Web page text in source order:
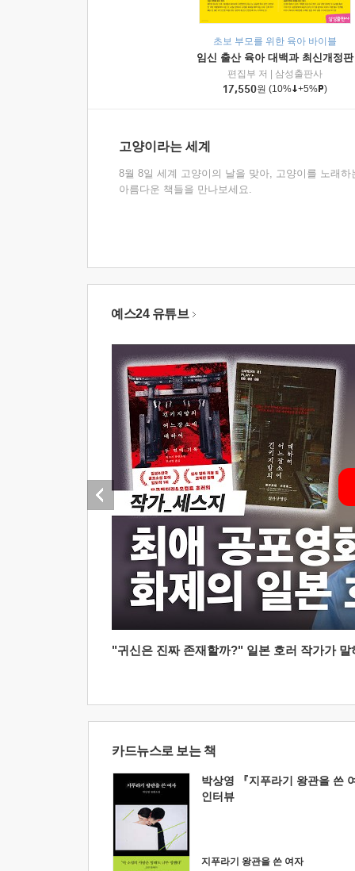
초보 부모를 위한 육아 바이블
임신 출산 육아 대백과 최신개정판
편집부 저
삼성출판사
17,550원 (10% +5% )
고양이라는 세계
8월 8일 세계 고양이의 날을 맞아, 고양이를 노래하
아름다운 책들을 만나보세요.
예스24 유튜브
"귀신은 진짜 존재할까?" 일본 호러 작가가
카드뉴스로 보는 책
박상영 『지푸라기 왕관을 쓴
인터뷰
지푸라기 왕관을 쓴 여자